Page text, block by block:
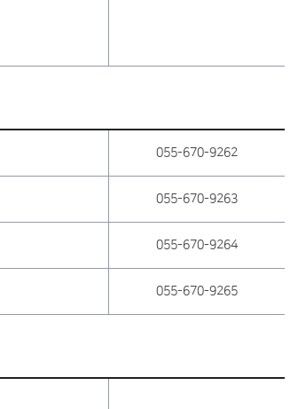
055-670-9262
055-670-9263
055-670-9264
055-670-9265